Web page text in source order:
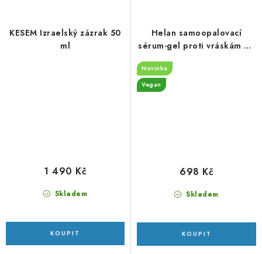
KESEM Izraelský zázrak 50
ml
Skladem
1 490 Kč
Helan samoopalovací
sérum-gel proti vráskám 30
Novinka
Vegan
Skladem
698 Kč